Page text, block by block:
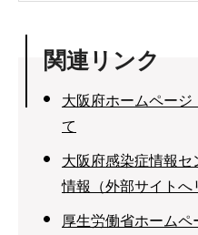
関連リンク
大阪府ホームペー
て
大阪府感染症情報
情報（外部サイトへ
厚生労働省ホーム